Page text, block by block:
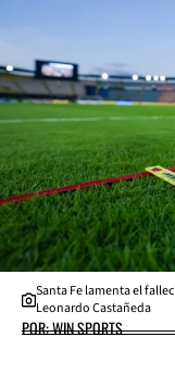
Santa Fe lamenta el
Leonardo Castañeda
POR: WIN SPORTS